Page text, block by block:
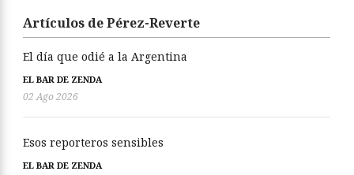
Artículos de Pérez-Reverte
El día que odié a la Argentina
EL BAR DE ZENDA
02 Ago 2026
Esos reporteros sensibles
EL BAR DE ZENDA